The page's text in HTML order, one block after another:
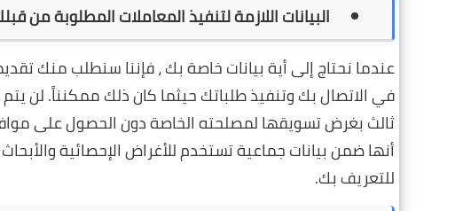
البيانات اللازمة لتنفيذ المعاملات المطلوبة من
عندما نحتاج إلى أية بيانات خاصة بك ، فإننا سنطلب منك
في الاتصال بك وتنفيذ طلباتك حيثما كان ذلك ممكنناً. لن
ثالث بغرض تسويقها لمصلحته الخاصة دون الحصول على
أنها ضمن بيانات جماعية تستخدم للأغراض الإحصائية
للتعريف بك.